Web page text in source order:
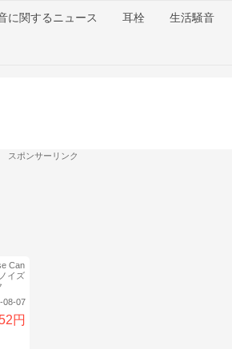
に関するニュース 耳栓 生活騒音
スポンサーリンク
Can
イズ
08-07
円